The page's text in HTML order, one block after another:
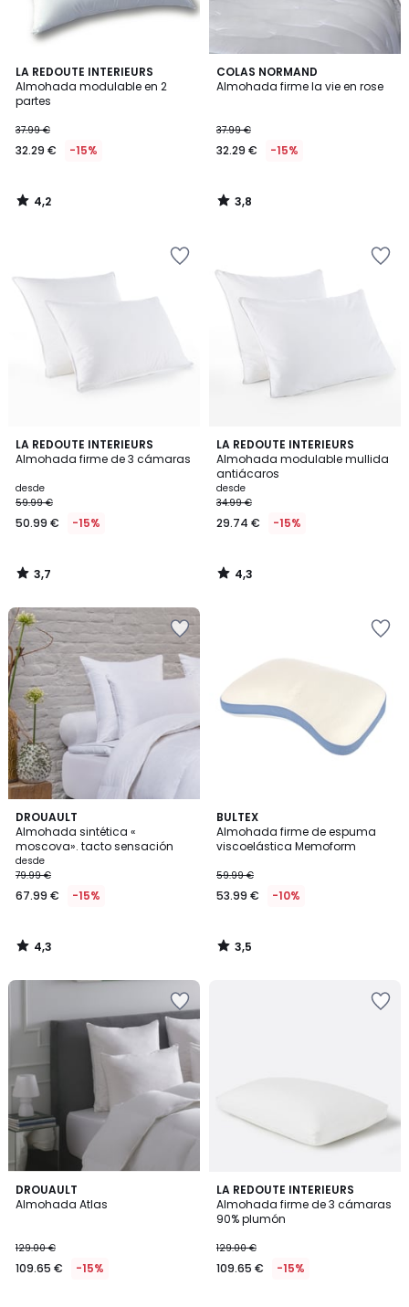
LA REDOUTE INTERIEURS
Almohada modulable en 2
partes
37.99 €
32.29 € -15%
4,2
/ 5
4,2
/
COLAS NORMAND
Almohada firme la vie en rose
37.99 €
32.29 € -15%
3,8
/ 5
3,8
/
LA REDOUTE INTERIEURS
Almohada firme de 3 cámaras
desde
59.99 €
50.99 € -15%
3,7
/ 5
3,7
/
LA REDOUTE INTERIEURS
Almohada modulable mullida
antiácaros
desde
34.99 €
29.74 € -15%
4,3
/ 5
4,3
/
DROUAULT
Almohada sintética «
moscova». tacto sensación
desde
79.99 €
67.99 € -15%
4,3
/ 5
4,3
/
BULTEX
Almohada firme de espuma
viscoelástica Memoform
59.99 €
53.99 € -10%
3,5
/ 5
3,5
/
DROUAULT
Almohada Atlas
129.00 €
109.65 € -15%
LA REDOUTE INTERIEURS
Almohada firme de 3 cámaras
90% plumón
129.00 €
109.65 € -15%
4,5
/ 5